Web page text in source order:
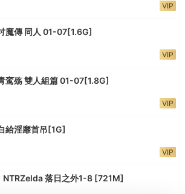
VIP
傳 同人 01-07[1.6G]
VIP
鸾殇 雙人組篇 01-07[1.8G]
VIP
給淫靡首吊[1G]
VIP
[3D彩漫無修正中字] NTRZelda 落日之外1-8 [721M]